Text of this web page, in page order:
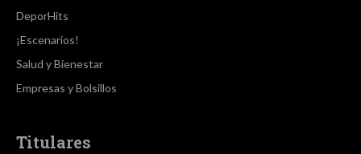
DeporHits
¡Escenarios!
Salud y Bienestar
Empresas y Bolsillos
Titulares